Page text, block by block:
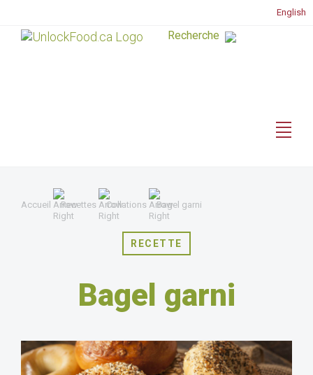
English
Accueil Recettes Collations Bagel garni
RECETTE
Bagel garni